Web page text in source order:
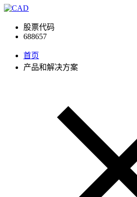
股票代码
688657
首页
产品和解决方案